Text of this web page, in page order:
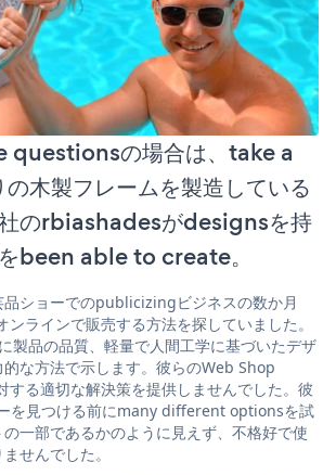
questionsの場合は、take a
木製フレームを製造している
のrbiashadesがdesignsを持
been able to create。
品ショーでのpublicizingビジネスの数か月
ラインで販売する方法を探していました。
製品の品質、軽量で人間工学に基づいたデザ
な方法で示します。彼らのWeb Shop
る適切な解決策を提供しませんでした。彼
を見つける前にmany different optionsを試
一部であるかのように見えず、不格好で使
せんでした。